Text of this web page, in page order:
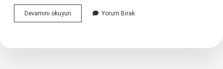
Devamını okuyun
Personel
Yorum Bırak